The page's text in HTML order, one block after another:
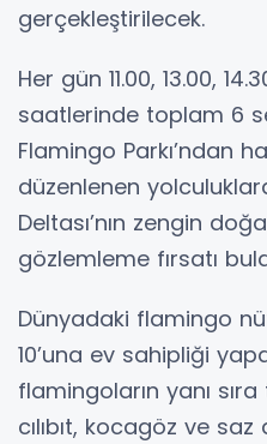
gerçekleştirilecek.
Her gün 11.00, 13.00,
saatlerinde toplam 6
Flamingo Parkı’ndan
düzenlenen
Deltası’nın zengin
gözlemleme fırsatı
Dünyadaki flamingo
10’una ev sahipliği
flamingoların yanı
cılıbıt, kocagöz ve